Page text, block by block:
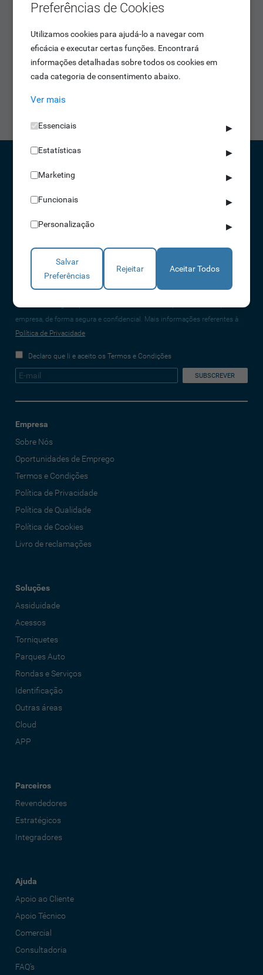
Robustos e fiáveis, os leitores IDONIC AEON Série L1300
contam com uma classificação IP65, ou seja, são à prova
de poeiras e resistentes a projeções de água. Assim,
tornam-se uma boa opção para instalação no exterior de
edifícios. Além disso, incluem deteção de adulteração e
CONTACTOS
NORTE 229 428 790 | SUL 210 131 427
(chamada para a rede fixa nacional)
REDES SOCIAIS
A IDONIC assegura que os dados fornecidos são apenas tratados pela
empresa, de forma segura e confidencial. Mais informações referentes à
Política de Privacidade
Declaro que li e aceito os Termos e Condições
Empresa
Sobre Nós
Oportunidades de Emprego
Termos e Condições
Política de Privacidade
Política de Qualidade
Política de Cookies
Livro de reclamações
Soluções
Assiduidade
Acessos
Torniquetes
Parques Auto
Rondas e Serviços
Identificação
Outras áreas
Cloud
APP
Parceiros
Revendedores
Estratégicos
Integradores
Ajuda
Apoio ao Cliente
Apoio Técnico
Comercial
Consultadoria
FAQ's
Preferências de Cookies
Utilizamos cookies para ajudá-lo a navegar com
eficácia e executar certas funções. Encontrará
informações detalhadas sobre todos os cookies em
cada categoria de consentimento abaixo.
Ver mais
Essenciais ▶
Estatísticas ▶
Marketing ▶
Funcionais ▶
Personalização ▶
Salvar
Preferências
Rejeitar Aceitar Todos